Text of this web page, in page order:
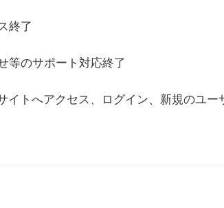
終了
等のサポート対応終了
イトへアクセス、ログイン、新規のユ